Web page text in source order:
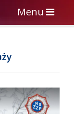
Toggle
navigation
Menu